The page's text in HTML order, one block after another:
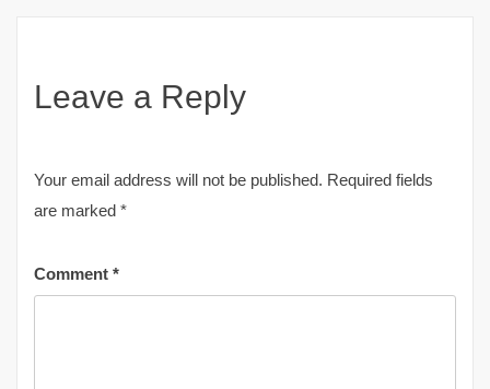
Leave a Reply
Your email address will not be published. Required fields
are marked *
Comment *